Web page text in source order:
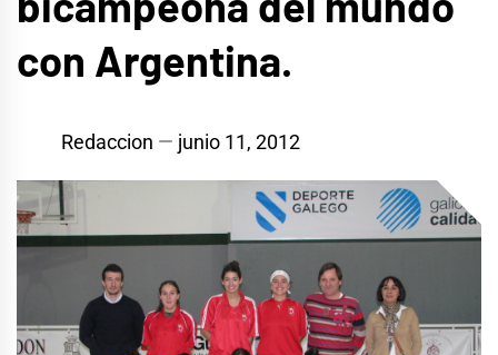
con Argentina.
Redaccion junio 11, 2012